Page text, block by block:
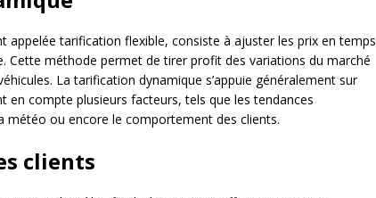
appelée tarification flexible, consiste à ajuster les prix en temps
Cette méthode permet de tirer profit des variations du marché
La tarification dynamique s’appuie généralement sur
en compte plusieurs facteurs, tels que les tendances
météo ou encore le comportement des clients.
clients